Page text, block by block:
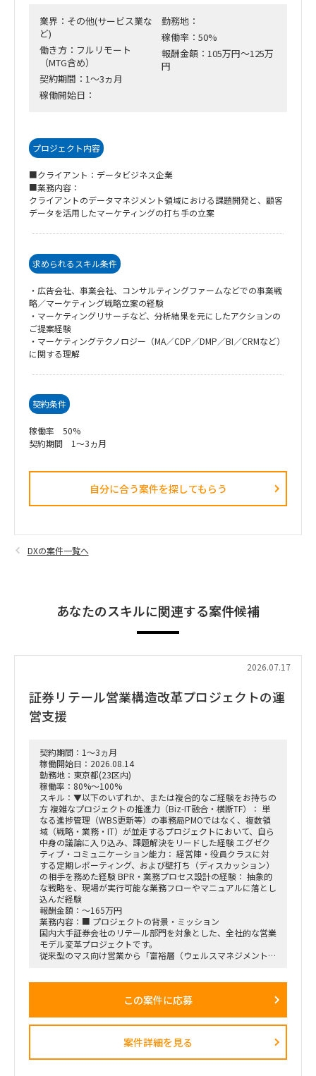
業界：その他(サービス業な
ど)
働き方：フルリモート
（MTG含め）
契約期間：1～3ヵ月
稼働開始日：
勤務地：
稼働率：50%
報酬金額：105万円～125万
円
プロジェクト内容
■クライアント：データビジネス企業
■業務内容：
クライアントのデータマネジメント領域における課題開発と、顧客
データを活用したマーケティングの打ち手の立案
求められるスキル条件
・広告会社、事業会社、コンサルティングファームなどでの事業戦
略／マーケティング戦略立案の経験
・マーケティングリサーチなど、分析結果を元にしたアクションの
ご提案経験
・マーケティングテクノロジー（MA／CDP／DMP／BI／CRMなど）
に関する理解
契約条件
稼働率 50%
契約期間 1～3ヵ月
自分に合う案件を探してもらう​
DXの案件一覧へ
あなたのスキルに関連する案件候補
2026.07.17
証券リテール営業構造改革プロジェクトの運
営支援
契約期間：1～3ヵ月
稼働開始日：2026.08.14
勤務地：東京都(23区内)
稼働率：80%～100%
スキル：▼以下のいずれか、または複合的なご経験をお持ちの
方 複雑なプロジェクトの推進力（Biz-IT融合・横断TF）： 単
なる進捗管理（WBS更新等）の事務局PMOではなく、複数領
域（戦略・業務・IT）が並走するプロジェクトにおいて、自ら
中身の議論に入り込み、課題解決をリードした経験 エグゼク
ティブ・コミュニケーション能力： 経営陣・役員クラスに対
する定期レポーティング、および壁打ち（ディスカッション）
の相手を務めた経験 BPR・業務プロセス設計の経験： 抽象的
な戦略を、現場が実行可能な業務フローやマニュアルに落とし
込んだ経験
報酬金額：～165万円
業務内容：■ プロジェクトの背景・ミッション
国内大手証券会社のリテール部門を対象とした、全社的な営業
モデル変革プロジェクトです。
従来型のマス向け営業から「富裕層（ウェルスマネジメント）
戦略ファームが描いた絵に留まらず、組織再編、営業プロセス
動変容までを一気通貫で実現することが本プロジェクトの最大
■ 担当いただくポジション・役割
この案件に応募
案件詳細を見る